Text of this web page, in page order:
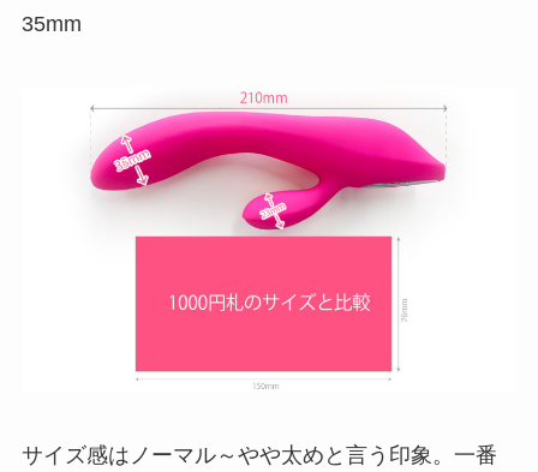
35mm
サイズ感はノーマル～やや太めと言う印象。一番